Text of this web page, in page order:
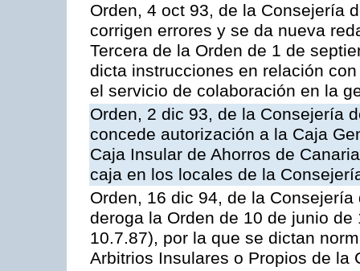
Orden, 4 oct 93, de la Consejería
corrigen errores y se da nueva
Tercera de la Orden de 1 de
dicta instrucciones en relación
el servicio de colaboración en la
Orden, 2 dic 93, de la Consejería
concede autorización a la Caja
Caja Insular de Ahorros de
caja en los locales de la
Orden, 16 dic 94, de la
deroga la Orden de 10 de junio
10.7.87), por la que se dictan
Arbitrios Insulares o Propios de la